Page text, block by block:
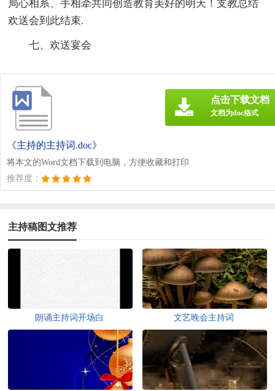
局心相系、手相牵共同创造教育美好的明天！支教总结
欢送会到此结束.
七、欢送宴会
《主持的主持词.doc》
将本文的Word文档下载到电脑，方便收藏和打印
推荐度：
点击下载文档
文档为doc格式
主持稿图文推荐
朗诵主持词开场白 文艺晚会主持词